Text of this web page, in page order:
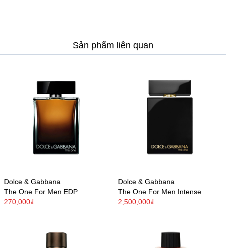
Sản phẩm liên quan
Dolce & Gabbana
The One For Men EDP
270,000₫
Dolce & Gabbana
The One For Men Intense
2,500,000₫